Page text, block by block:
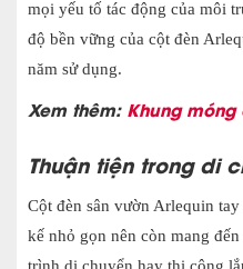
mọi yếu tố tác động của môi
độ bền vững của cột đèn
năm sử dụng.
Xem thêm: Khung móng
Thuận tiện trong di
Cột đèn sân vườn Arlequin tay
kế nhỏ gọn nên còn mang